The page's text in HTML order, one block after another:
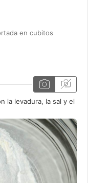
en cubitos
la levadura, la sal y el